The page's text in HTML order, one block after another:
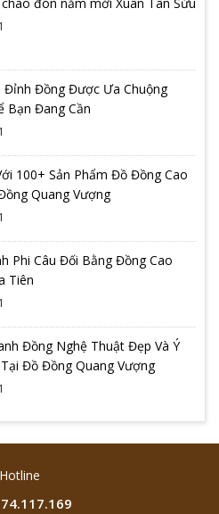
đón năm mới Xuân Tân Sửu
Đỉnh Đồng Được Ưa Chuộng
Bạn Đang Cần
100+ Sản Phẩm Đồ Đồng Cao
Quang Vượng
Phi Câu Đối Bằng Đồng Cao
Tiên
Đồng Nghệ Thuật Đẹp Và Ý
Đồ Đồng Quang Vượng
Hotline